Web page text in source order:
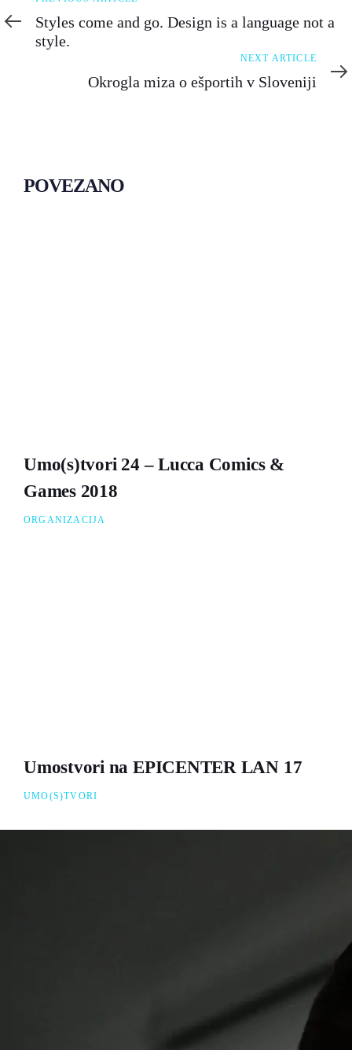
Article
Styles come and go. Design is a language not a
style.
Article
NEXT ARTICLE
Okrogla miza o ešportih v Sloveniji
POVEZANO
Umo(s)tvori 24 – Lucca Comics &
Games 2018
ORGANIZACIJA
Umostvori na EPICENTER LAN 17
UMO(S)TVORI